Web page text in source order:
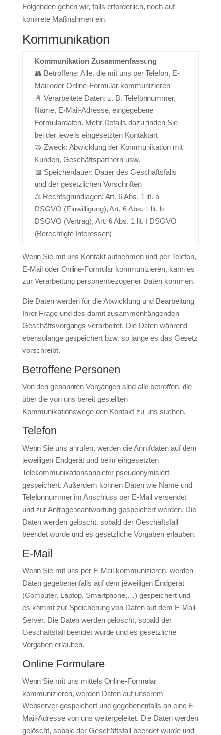
Folgenden gehen wir, falls erforderlich, noch auf
konkrete Maßnahmen ein.
Kommunikation
Kommunikation Zusammenfassung
👥 Betroffene: Alle, die mit uns per Telefon, E-
Mail oder Online-Formular kommunizieren
📓 Verarbeitete Daten: z. B. Telefonnummer,
Name, E-Mail-Adresse, eingegebene
Formulardaten. Mehr Details dazu finden Sie
bei der jeweils eingesetzten Kontaktart
🤝 Zweck: Abwicklung der Kommunikation mit
Kunden, Geschäftspartnern usw.
📅 Speicherdauer: Dauer des Geschäftsfalls
und der gesetzlichen Vorschriften
⚖️ Rechtsgrundlagen: Art. 6 Abs. 1 lit. a
DSGVO (Einwilligung), Art. 6 Abs. 1 lit. b
DSGVO (Vertrag), Art. 6 Abs. 1 lit. f DSGVO
(Berechtigte Interessen)
Wenn Sie mit uns Kontakt aufnehmen und per Telefon,
E-Mail oder Online-Formular kommunizieren, kann es
zur Verarbeitung personenbezogener Daten kommen.
Die Daten werden für die Abwicklung und Bearbeitung
Ihrer Frage und des damit zusammenhängenden
Geschäftsvorgangs verarbeitet. Die Daten während
ebensolange gespeichert bzw. so lange es das Gesetz
vorschreibt.
Betroffene Personen
Von den genannten Vorgängen sind alle betroffen, die
über die von uns bereit gestellten
Kommunikationswege den Kontakt zu uns suchen.
Telefon
Wenn Sie uns anrufen, werden die Anrufdaten auf dem
jeweiligen Endgerät und beim eingesetzten
Telekommunikationsanbieter pseudonymisiert
gespeichert. Außerdem können Daten wie Name und
Telefonnummer im Anschluss per E-Mail versendet
und zur Anfragebeantwortung gespeichert werden. Die
Daten werden gelöscht, sobald der Geschäftsfall
beendet wurde und es gesetzliche Vorgaben erlauben.
E-Mail
Wenn Sie mit uns per E-Mail kommunizieren, werden
Daten gegebenenfalls auf dem jeweiligen Endgerät
(Computer, Laptop, Smartphone,…) gespeichert und
es kommt zur Speicherung von Daten auf dem E-Mail-
Server. Die Daten werden gelöscht, sobald der
Geschäftsfall beendet wurde und es gesetzliche
Vorgaben erlauben.
Online Formulare
Wenn Sie mit uns mittels Online-Formular
kommunizieren, werden Daten auf unserem
Webserver gespeichert und gegebenenfalls an eine E-
Mail-Adresse von uns weitergeleitet. Die Daten werden
gelöscht, sobald der Geschäftsfall beendet wurde und